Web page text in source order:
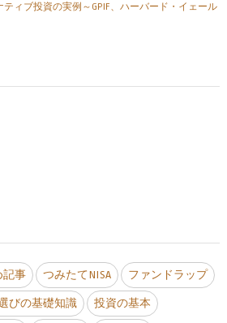
ィブ投資の実例～GPIF、ハーバード・イェール
記事 つみたてNISA ファンドラップ
びの基礎知識 投資の基本